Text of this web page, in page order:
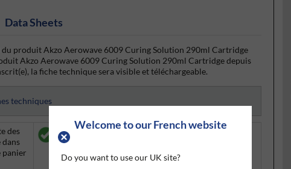
Welcome to our French website
Do you want to use our UK site?
Data Sheets
du produit Akzo Aerowave 6009 Curing Solution 290ml Cartridge
Akzo Aerowave 6009 Curing Solution 290ml Cartridge depuis
la fiche technique sera visible et téléchargeable.
techniques
des
panier
DISTRIBUTEUR AUTORISE :Silmid est un
distributeur autorisé des produits
AkzoNobel.
Cliquez ici
pour consulter notre
certificat de distributeur agréé.